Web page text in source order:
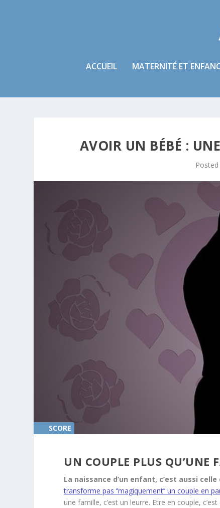
ACCUEIL MATERNITÉ ET
AVOIR UN BÉBÉ :
SCORE
UN COUPLE PLUS QU’UNE
La naissance d’un enfant, c’est aussi
transforme pas ‘’magiquement’’ un couple en
une famille, c’est un leurre. Etre en couple,